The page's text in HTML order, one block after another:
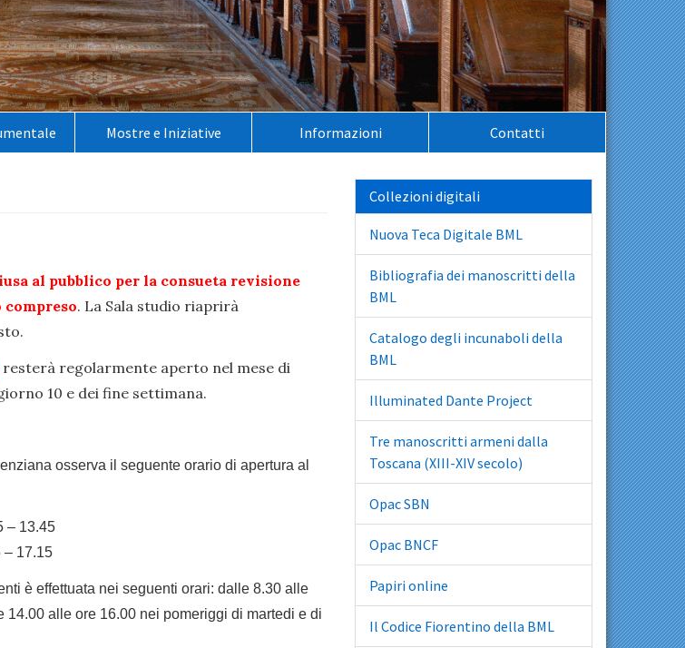
Mostre e Iniziative Informazioni Contatti
al pubblico per la consueta revisione
compreso. La Sala studio riaprirà
regolarmente aperto nel mese di
10 e dei fine settimana.
osserva il seguente orario di apertura al
– 13.45
17.15
è effettuata nei seguenti orari: dalle 8.30 alle
14.00 alle ore 16.00 nei pomeriggi di martedi e di
Collezioni digitali
Nuova Teca Digitale BML
Bibliografia dei manoscritti della
BML
Catalogo degli incunaboli della
BML
Illuminated Dante Project
Tre manoscritti armeni dalla
Toscana (XIII-XIV secolo)
Opac SBN
Opac BNCF
Papiri online
Il Codice Fiorentino della BML